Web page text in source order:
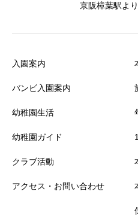
京阪樟葉駅よ
入園案内
バンビ入園案内
幼稚園生活
幼稚園ガイド
クラブ活動
アクセス・お問い合わせ